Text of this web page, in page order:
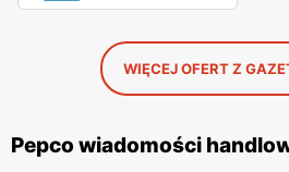
WIĘCEJ OFERT Z
Pepco wiadomości